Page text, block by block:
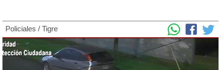
Policiales / Tigre